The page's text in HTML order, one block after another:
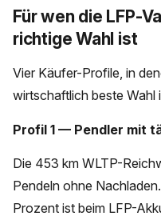
Für wen die LFP-
richtige Wahl ist
Vier Käufer-Profile, in
wirtschaftlich beste Wahl
Profil 1 — Pendler mit
Die 453 km WLTP-
Pendeln ohne
Prozent ist beim LFP-